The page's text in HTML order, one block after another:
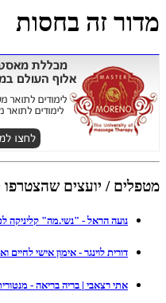
מדור זה בחסות
מטפלים / יועצים שהצטרפו
נועה הראל - "נשי.מה" קליניקה
דורית לוינגר - אימון אישי לחיים
אתי רצאבי | בריה בריאה -